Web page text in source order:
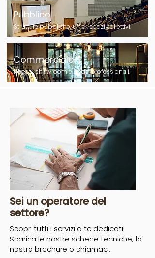
Pubblico
Strutture pubbliche, uffici, spazi collettivi.
Commerciale
Negozi, showroom e spazi professionali.
Sei un operatore del
settore?
Scopri tutti i servizi a te dedicati!
Scarica le nostre schede tecniche, la
nostra brochure o chiamaci.